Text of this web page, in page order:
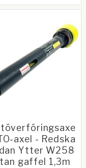
axel - Redska
Ytter W258
gaffel 1,3m